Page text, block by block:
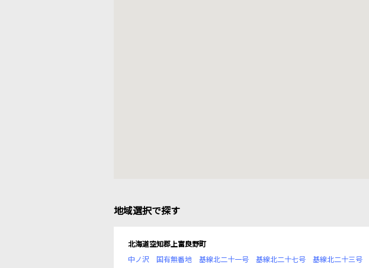
地域選択で探す
北海道空知郡上富良野町
中ノ沢
国有無番地 基線北二十一号 基線北二十七号 基線北二十三号